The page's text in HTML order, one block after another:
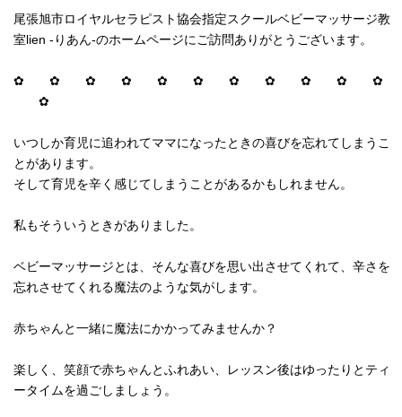
尾張旭市ロイヤルセラピスト協会指定スクールベビーマッサージ教
室lien -りあん-のホームページにご訪問ありがとうございます。
✿ ✿ ✿ ✿ ✿ ✿ ✿ ✿ ✿ ✿ ✿
✿
いつしか育児に追われてママになったときの喜びを忘れてしまうこ
とがあります。
そして育児を辛く感じてしまうことがあるかもしれません。
私もそういうときがありました。
ベビーマッサージとは、そんな喜びを思い出させてくれて、辛さを
忘れさせてくれる魔法のような気がします。
赤ちゃんと一緒に魔法にかかってみませんか？
楽しく、笑顔で赤ちゃんとふれあい、レッスン後はゆったりとティ
ータイムを過ごしましょう。